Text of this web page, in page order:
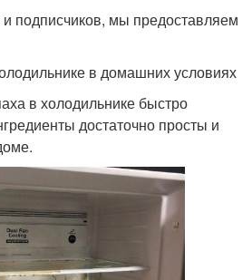
подписчиков, мы предоставляем
в домашних условиях
в холодильнике быстро
достаточно просты и